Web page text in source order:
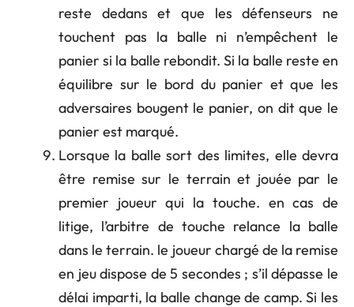
reste dedans et que les défenseurs ne
touchent pas la balle ni n’empêchent le
panier si la balle rebondit. Si la balle reste en
équilibre sur le bord du panier et que les
adversaires bougent le panier, on dit que le
panier est marqué.
Lorsque la balle sort des limites, elle devra
être remise sur le terrain et jouée par le
premier joueur qui la touche. en cas de
litige, l’arbitre de touche relance la balle
dans le terrain. le joueur chargé de la remise
en jeu dispose de 5 secondes ; s’il dépasse le
délai imparti, la balle change de camp. Si les